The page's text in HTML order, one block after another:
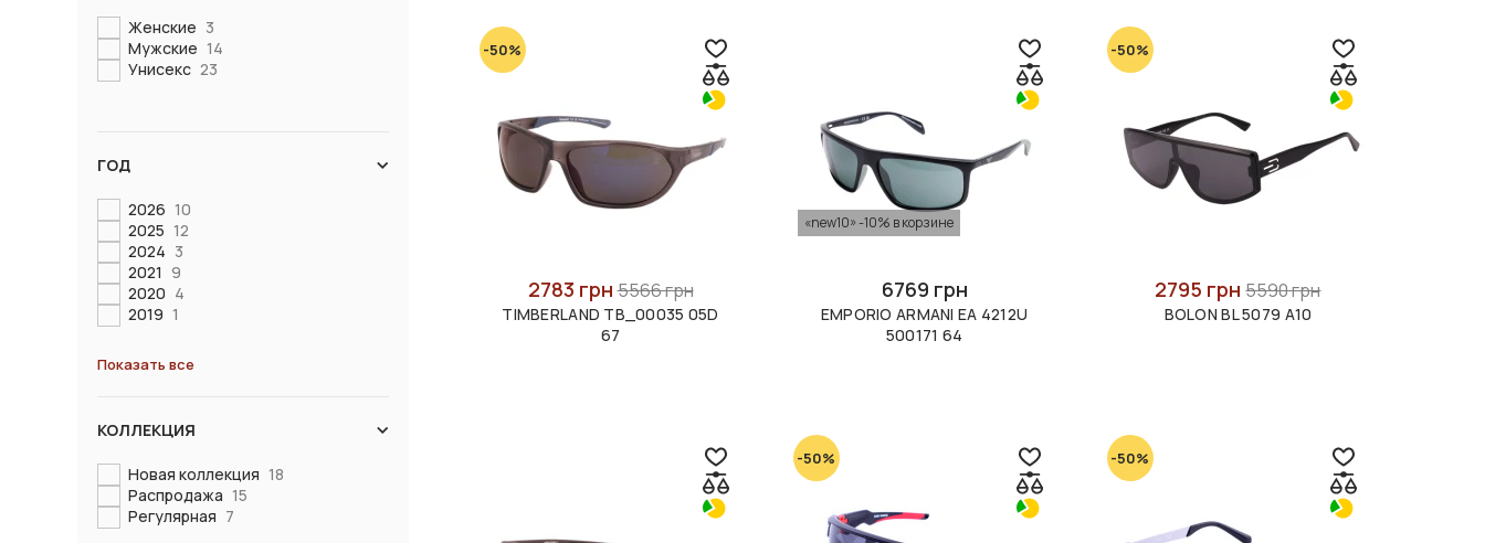
Женские 3
Мужские 14
Унисекс 23
ГОД
2026 10
2025 12
2024 3
2021 9
2020 4
2019 1
Показать все
КОЛЛЕКЦИЯ
Новая коллекция 18
Распродажа 15
Регулярная 7
-50%
2783 грн5566 грн
TIMBERLAND TB_00035 05D
67
«new10» -10% в корзине
6769 грн
EMPORIO ARMANI EA 4212U
500171 64
-50%
2795 грн5590 грн
BOLON BL 5079 A10
-50% -50%